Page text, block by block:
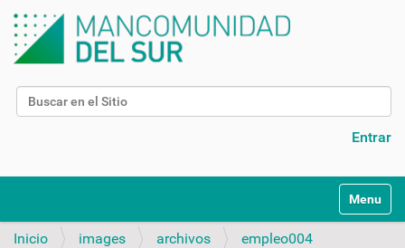
Buscar
Entrar
v
Toggle
Inicio images archivos
empleo004